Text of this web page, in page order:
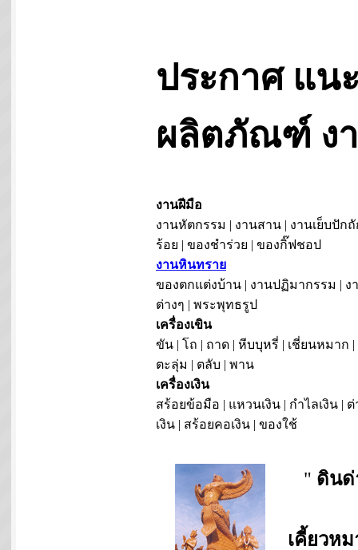
ประกาศ แน
ผลิตภัณฑ์ ง
งานฝีมือ
งานหัตกรรม | งานสาน | งานเย็บปัก
ร้อย | ของชำร่วย | ของกิ๊ฟชอป
งานหินทราย
ของตกแต่งบ้าน | งานปฏิมากรรม | ง
ต่างๆ | พระพุทธรูป
เครื่องเขิน
ขัน | โถ | ถาด | หีบบุหรี่ | เชี่ยนหมาก |
ตะลุ่ม | ตลับ | พาน
เครื่องเงิน
สร้อยข้อมือ | แหวนเงิน | กำไลเงิน | ต่
เงิน | สร้อยคอเงิน | ของใช้
" ดินด่
เคี้ยวห